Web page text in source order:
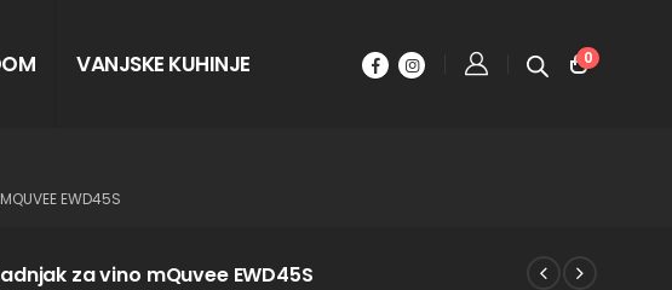
VANJSKE KUHINJE 0
EWD45S
za vino mQuvee EWD45S